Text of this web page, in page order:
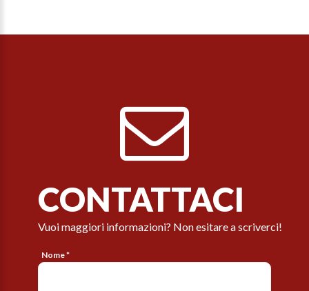
CONTATTACI
Vuoi maggiori informazioni? Non esitare a scriverci!
Nome *